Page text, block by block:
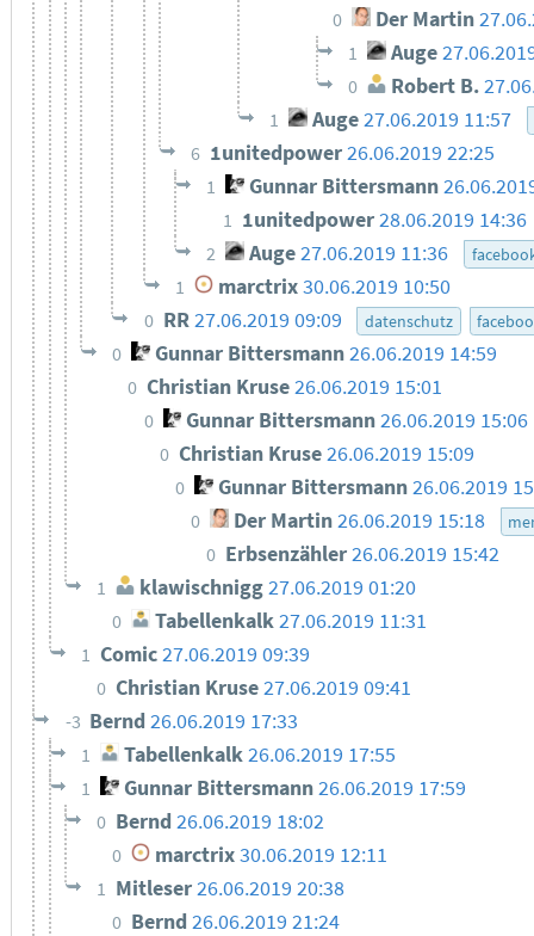
0 Der Martin
1 Auge
0 Robert B.
1 Auge27.06.2019 11:57
6 1unitedpower26.06.2019 22:25
1 Gunnar Bittersmann
1 1unitedpower28.06.2019 14:36
2 Auge27.06.2019 11:36
1 marctrix30.06.2019 10:50
0 RR27.06.2019 09:09 datenschutz
0 Gunnar Bittersmann26.06.2019 14:59
0 Christian Kruse26.06.2019 15:01
0 Gunnar Bittersmann26.06.2019 15:06
0 Christian Kruse26.06.2019 15:09
0 Gunnar Bittersmann26.06.2019
0 Der Martin26.06.2019 15:18
0 Erbsenzähler26.06.2019 15:42
1 klawischnigg27.06.2019 01:20
0 Tabellenkalk27.06.2019 11:31
1 Comic27.06.2019 09:39
0 Christian Kruse27.06.2019 09:41
-3 Bernd26.06.2019 17:33
1 Tabellenkalk 26.06.2019 17:55
1 Gunnar Bittersmann 26.06.2019 17:59
0 Bernd 26.06.2019 18:02
0 marctrix30.06.2019 12:11
1 Mitleser26.06.2019 20:38
0 Bernd26.06.2019 21:24